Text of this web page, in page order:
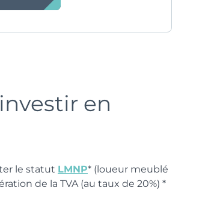
en
le statut LMNP* (loueur meublé
de la TVA (au taux de 20%) *